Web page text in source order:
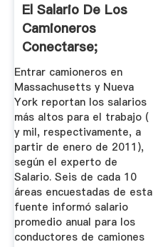
El Salario De Los
Camioneros
Conectarse;
Salarios Medios ...
Entrar camioneros en
Massachusetts y Nueva
York reportan los salarios
más altos para el trabajo (
y mil, respectivamente, a
partir de enero de 2011),
según el experto de
Salario. Seis de cada 10
áreas encuestadas de esta
fuente informó salario
promedio anual para los
conductores de camiones